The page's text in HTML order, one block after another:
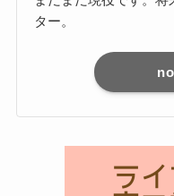
ター。